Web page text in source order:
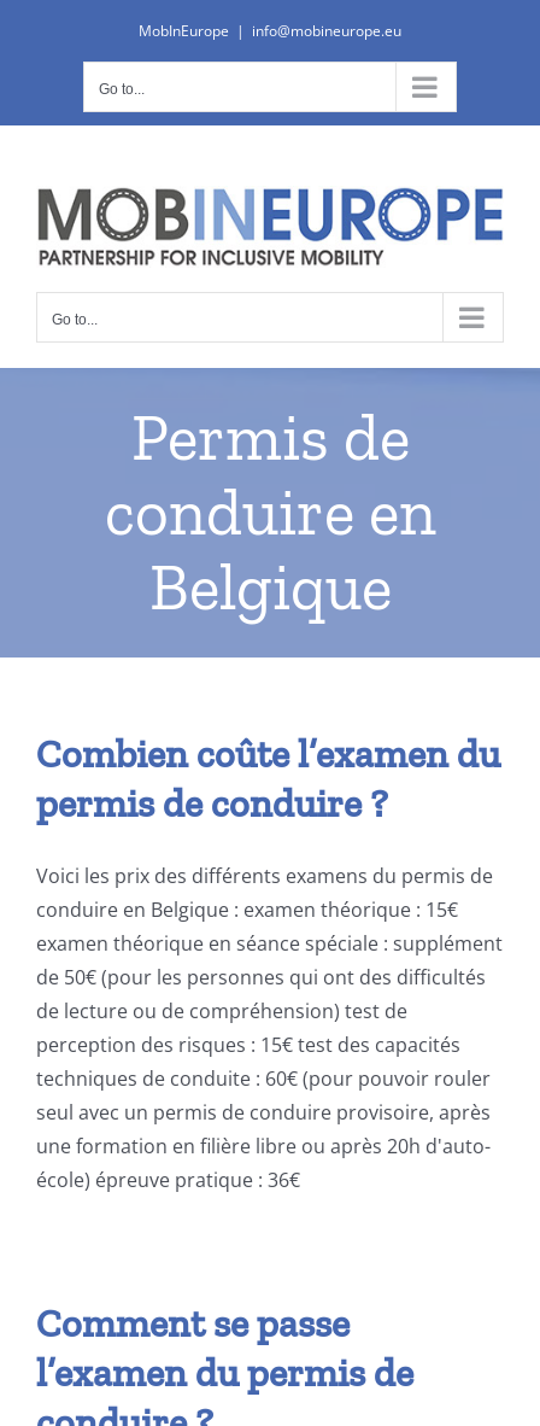
MobInEurope | info@mobineurope.eu
Go to...
Go to...
Permis de
conduire en
Belgique
Combien coûte l’examen du
permis de conduire ?
Voici les prix des différents examens du permis de
conduire en Belgique : examen théorique : 15€
examen théorique en séance spéciale : supplément
de 50€ (pour les personnes qui ont des difficultés
de lecture ou de compréhension) test de
perception des risques : 15€ test des capacités
techniques de conduite : 60€ (pour pouvoir rouler
seul avec un permis de conduire provisoire, après
une formation en filière libre ou après 20h d'auto-
école) épreuve pratique : 36€
Comment se passe
l’examen du permis de